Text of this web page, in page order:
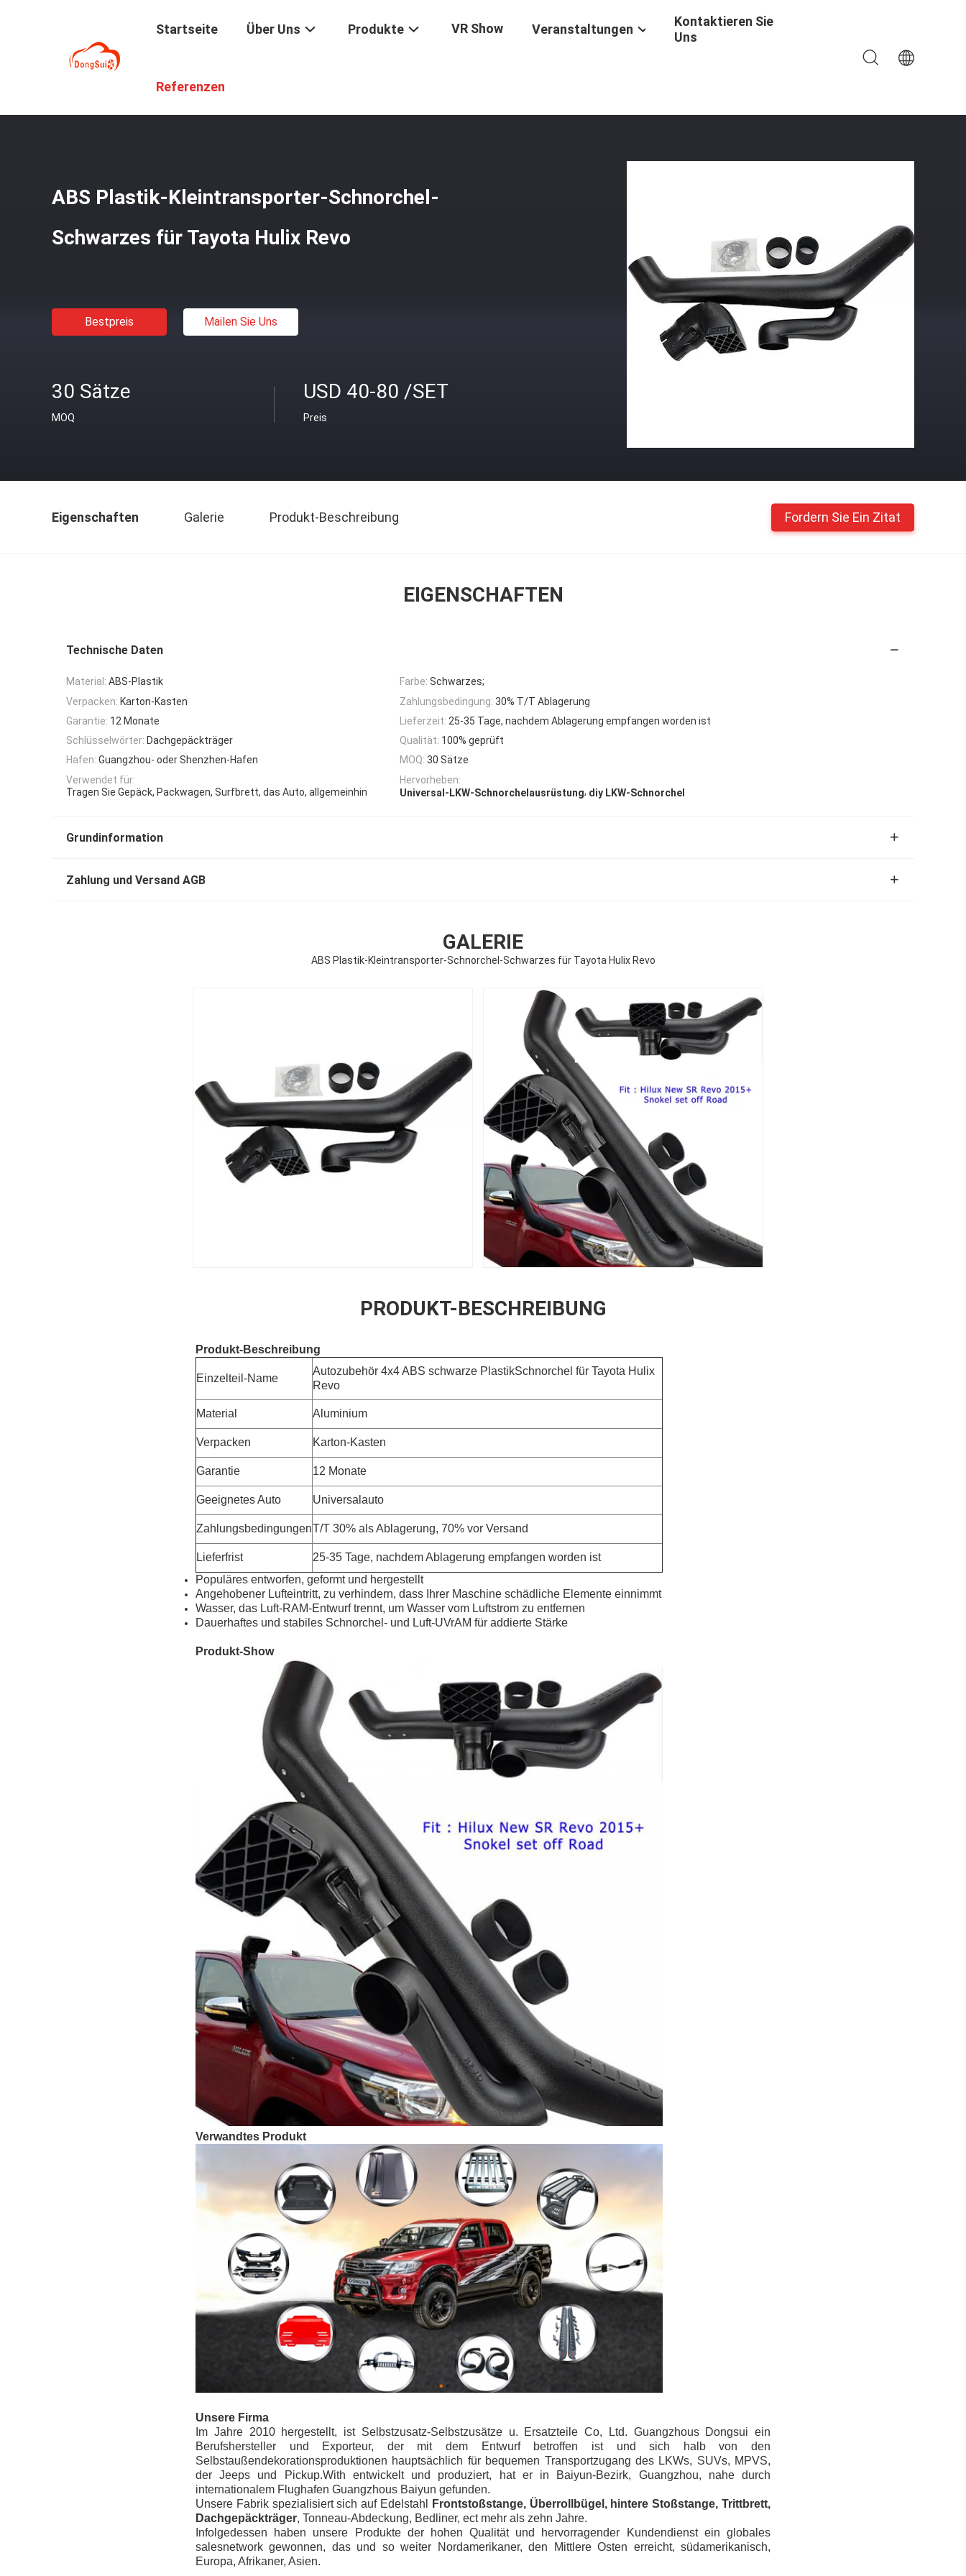
Startseite Über Uns Produkte VR Show Veranstaltungen
Kontaktieren Sie
Uns
Referenzen
ABS Plastik-Kleintransporter-Schnorchel-
Schwarzes für Tayota Hulix Revo
Bestpreis Mailen Sie Uns
30 Sätze
MOQ
USD 40-80 /SET
Preis
Eigenschaften Galerie Produkt-Beschreibung Fordern Sie Ein Zitat
EIGENSCHAFTEN
Technische Daten
Material: ABS-Plastik Farbe: Schwarzes;
Verpacken: Karton-Kasten Zahlungsbedingung: 30% T/T Ablagerung
Garantie: 12 Monate Lieferzeit: 25-35 Tage, nachdem Ablagerung empfangen worden ist
Schlüsselwörter: Dachgepäckträger Qualität: 100% geprüft
Hafen: Guangzhou- oder Shenzhen-Hafen MOQ: 30 Sätze
Verwendet für:
Tragen Sie Gepäck, Packwagen, Surfbrett, das Auto, allgemeinhin
Hervorheben:
Universal-LKW-Schnorchelausrüstung, diy LKW-Schnorchel
Grundinformation
Zahlung und Versand AGB
GALERIE
ABS Plastik-Kleintransporter-Schnorchel-Schwarzes für Tayota Hulix Revo
PRODUKT-BESCHREIBUNG
Produkt-Beschreibung
Einzelteil-Name
Autozubehör 4x4 ABS schwarze PlastikSchnorchel für Tayota Hulix
Revo
Material Aluminium
Verpacken Karton-Kasten
Garantie 12 Monate
Geeignetes Auto Universalauto
ZahlungsbedingungenT/T 30% als Ablagerung, 70% vor Versand
Lieferfrist
25-35 Tage, nachdem Ablagerung empfangen worden ist
Populäres entworfen, geformt und hergestellt
Angehobener Lufteintritt, zu verhindern, dass Ihrer Maschine schädliche Elemente einnimmt
Wasser, das Luft-RAM-Entwurf trennt, um Wasser vom Luftstrom zu entfernen
Dauerhaftes und stabiles Schnorchel- und Luft-UVrAM für addierte Stärke
Produkt-Show
Verwandtes Produkt
Unsere Firma
Im Jahre 2010 hergestellt, ist Selbstzusatz-Selbstzusätze u. Ersatzteile Co, Ltd. Guangzhous Dongsui ein
Berufshersteller und Exporteur, der mit dem Entwurf betroffen ist und sich halb von den
Selbstaußendekorationsproduktionen hauptsächlich für bequemen Transportzugang des LKWs, SUVs, MPVS,
der Jeeps und Pickup.With entwickelt und produziert, hat er in Baiyun-Bezirk, Guangzhou, nahe durch
internationalem Flughafen Guangzhous Baiyun gefunden.
Unsere Fabrik spezialisiert sich auf Edelstahl
Frontstoßstange, Überrollbügel, hintere Stoßstange, Trittbrett,
Dachgepäckträger, Tonneau-Abdeckung, Bedliner, ect mehr als zehn Jahre.
Infolgedessen haben unsere Produkte der hohen Qualität und hervorragender Kundendienst ein globales
salesnetwork gewonnen, das und so weiter Nordamerikaner, den Mittlere Osten erreicht, südamerikanisch,
Europa, Afrikaner, Asien.